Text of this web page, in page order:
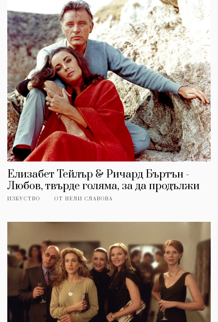
Елизабет Тейлър & Ричард Бъртън -
Любов, твърде голяма, за да продължи
ИЗКУСТВО ОТ НЕЛИ СЛАВОВА
КАТЕГОРИИ
Wine&Dine
Подкасти
Мода
Dialogue
Изкуство
ЗА НАС
Условия за
ползване
За нас
Реклама
Политика за